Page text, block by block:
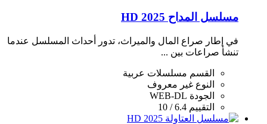
مسلسل المداح 2025 HD
في إطار صراع المال والميراث، تدور أحداث المسلسل عندما
تنشأ صراعات بين ...
القسم مسلسلات عربية
النوع غير معروف
الجودة WEB-DL
التقييم 6.4 / 10